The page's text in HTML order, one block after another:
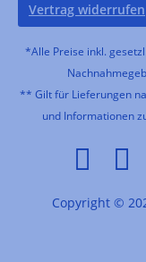
Vertrag widerrufen
*Alle Preise inkl.
** Gilt für Lieferungen
und Informationen
Copyright ©